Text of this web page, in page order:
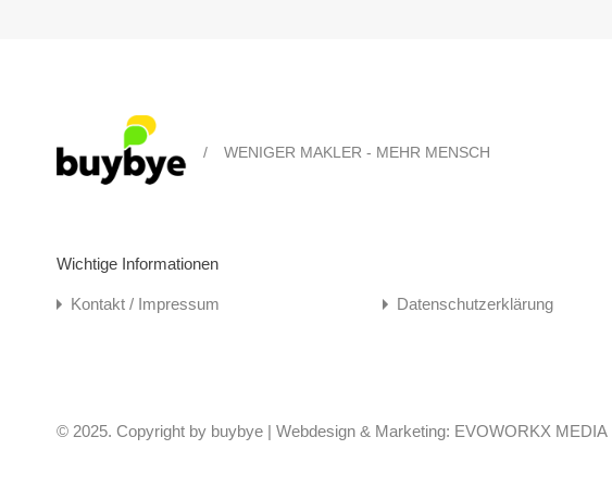
/ WENIGER MAKLER - MEHR MENSCH
Wichtige Informationen
Kontakt / Impressum Datenschutzerklärung
© 2025. Copyright by buybye | Webdesign & Marketing: EVOWORKX MEDIA